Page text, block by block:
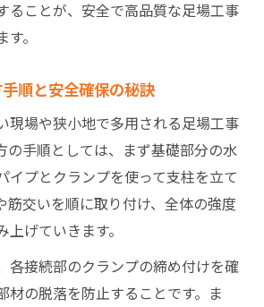
ることが、安全で高品質な足場工事
。
順と安全確保の秘訣
現場や狭小地で多用される足場工事
の手順としては、まず基礎部分の水
イプとクランプを使って支柱を立て
筋交いを順に取り付け、全体の強度
げていきます。
各接続部のクランプの締め付けを確
材の脱落を防止することです。ま